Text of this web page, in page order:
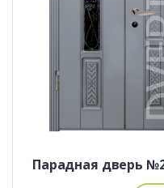
Парадная дверь